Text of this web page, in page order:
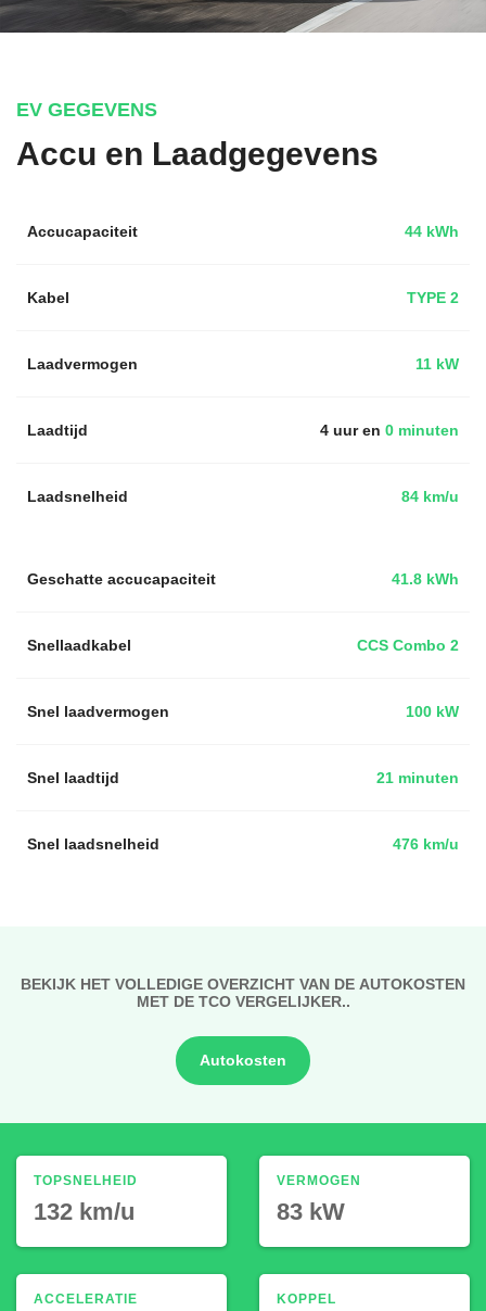
EV GEGEVENS
Accu en Laadgegevens
Accucapaciteit 44 kWh
Kabel TYPE 2
Laadvermogen 11 kW
Laadtijd 4 uur en 0 minuten
Laadsnelheid 84 km/u
41.8 kWh
Geschatte accucapaciteit
Snellaadkabel CCS Combo 2
Snel laadvermogen 100 kW
Snel laadtijd 21 minuten
Snel laadsnelheid 476 km/u
BEKIJK HET VOLLEDIGE OVERZICHT VAN DE AUTOKOSTEN
MET DE TCO VERGELIJKER..
Autokosten
TOPSNELHEID
132 km/u
ACCELERATIE
VERMOGEN
83 kW
KOPPEL